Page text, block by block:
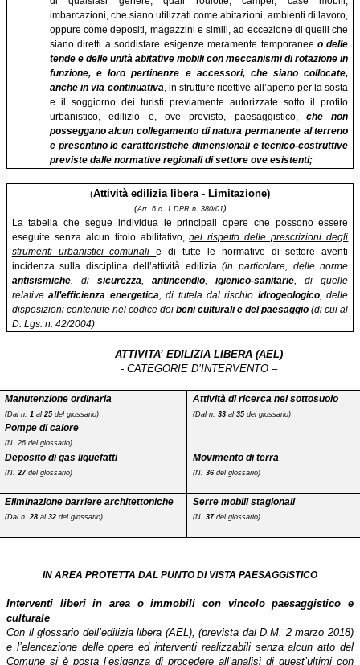
imbarcazioni, che siano utilizzati come abitazioni, ambienti di lavoro,
oppure come depositi, magazzini e simili, ad eccezione di quelli che
siano diretti a soddisfare esigenze meramente temporanee o delle
tende e delle unità abitative mobili con meccanismi di rotazione in
funzione, e loro pertinenze e accessori, che siano collocate,
anche in via continuativa, in strutture ricettive all’aperto per la sosta
e il soggiorno dei turisti previamente autorizzate sotto il profilo
urbanistico, edilizio e, ove previsto, paesaggistico,che non
posseggano alcun collegamento di natura permanente al terreno
e presentino le caratteristiche dimensionali e tecnico-costruttive
previste dalle normative regionali di settore ove esistenti;
(Attività edilizia libera - Limitazione)
(Art. 6 c. 1 DPR n. 380/01 )
La tabella che segue individua le principali opere che possono essere
eseguite senza alcun titolo abilitativo,nel rispetto delle prescrizioni degli
strumenti urbanistici comunalie di tutte le normative di settore aventi
incidenza sulla disciplina dell’attività edilizia(in particolare, delle norme
antisismiche, di sicurezza ,antincendio ,igienico-sanitarie , di quelle
relativeall’efficienza energetica , di tutela dal rischio idrogeologico, delle
disposizioni contenute nel codice dei beni culturali e del paesaggio (di cui al
D. Lgs. n. 42/2004)
ATTIVITA’ EDILIZIA LIBERA (AEL)
- CATEGORIE D’INTERVENTO –
Manutenzione ordinaria
(Dal n.1al25 del glossario)
Pompe di calore
(N. 26 del glossario)
Attività di ricerca nel sottosuolo
(Dal n.33 al35 del glossario)
Deposito di gas liquefatti
(N.27del glossario)
Movimento di terra
(N.36 del glossario)
Eliminazione barriere architettoniche
(Dal n. 28al32del glossario)
Serre mobili stagionali
(N.37del glossario)
IN AREA PROTETTA DAL PUNTO DI VISTA PAESAGGISTICO
Interventi liberi in area o immobili con vincolo paesaggistico e
culturale
Con il glossario dell’edilizia libera (AEL), (prevista dal D.M. 2 marzo 2018)
e l’elencazione delle opere ed interventi realizzabili senza alcun atto del
Comune si è posta l’esigenza di procedere all’analisi di quest’ultimi con